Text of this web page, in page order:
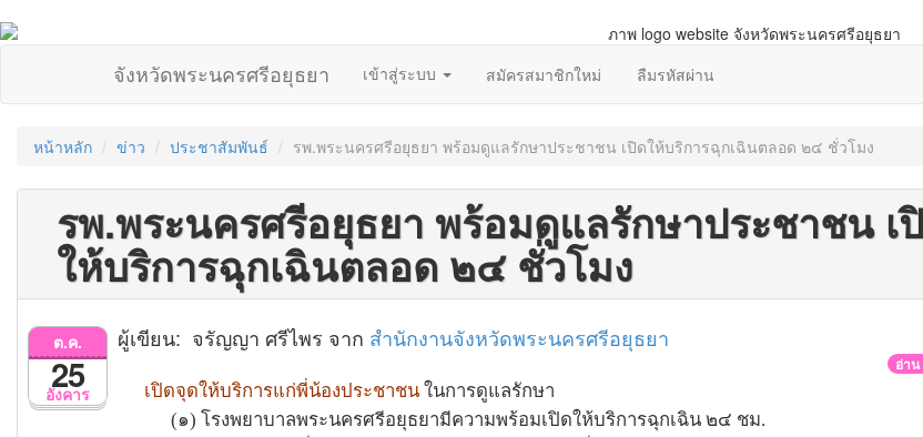
จังหวัดพระนครศรีอยุธยา เข้าสู่ระบบ สมัครสมาชิกใหม่ ลืมรหัสผ่าน
หน้าหลัก ข่าว ประชาสัมพันธ์ รพ.พระนครศรีอยุธยา พร้อมดูแลรักษาประชาชน เปิดให้บริการฉุกเฉินตลอด ๒๔ ชั่วโมง
รพ.พระนครศรีอยุธยา พร้อมดูแลรักษาประชาชน เ
ให้บริการฉุกเฉินตลอด ๒๔ ชั่วโมง
อังคาร
ต.ค.
25
ผู้เขียน: จรัญญา ศรีไพร จาก สำนักงานจังหวัดพระนครศรีอยุธยา
อ่าน
เปิดจุดให้บริการแก่พี่น้องประชาชน ในการดูแลรักษา
(๑) โรงพยาบาลพระนครศรีอยุธยามีความพร้อมเปิดให้บริการฉุกเฉิน ๒๔ ชม.